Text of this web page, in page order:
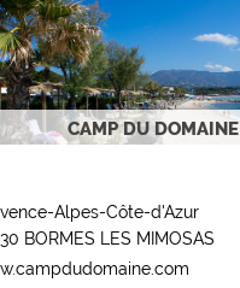
CAMP DU DOMAINE
Alpes-Côte-d'Azur
BORMES LES MIMOSAS